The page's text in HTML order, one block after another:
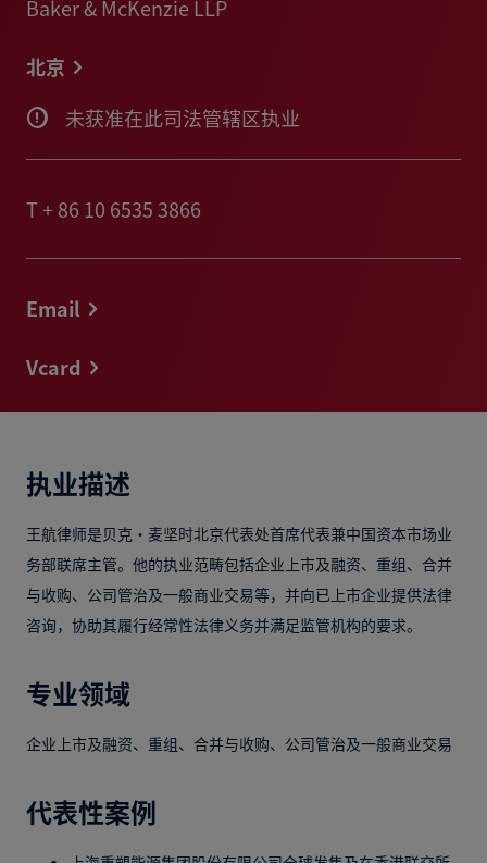
Baker & McKenzie LLP
北京
未获准在此司法管辖区执业
T+ 86 10 6535 3866
Email
Vcard
执业描述
王航律师是贝克·麦坚时北京代表处首席代表兼中国资本市场业
务部联席主管。他的执业范畴包括企业上市及融资、重组、合并
与收购、公司管治及一般商业交易等，并向已上市企业提供法律
咨询，协助其履行经常性法律义务并满足监管机构的要求。
专业领域
企业上市及融资、重组、合并与收购、公司管治及一般商业交易
代表性案例